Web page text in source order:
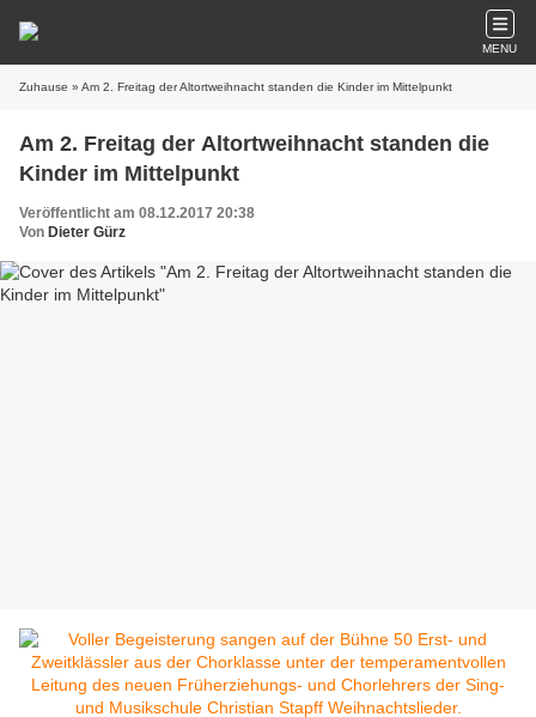
MENU
Zuhause » Am 2. Freitag der Altortweihnacht standen die Kinder im Mittelpunkt
Am 2. Freitag der Altortweihnacht standen die
Kinder im Mittelpunkt
Veröffentlicht am 08.12.2017 20:38
Von Dieter Gürz